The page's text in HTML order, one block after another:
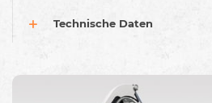
Technische Daten